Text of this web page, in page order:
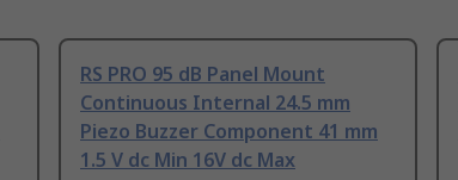
RS PRO 95 dB Panel Mount
Continuous Internal 24.5 mm
Piezo Buzzer Component 41 mm
1.5 V dc Min 16V dc Max